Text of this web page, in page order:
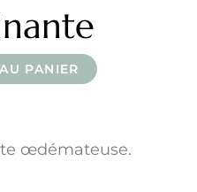
PANIER
œdémateuse.